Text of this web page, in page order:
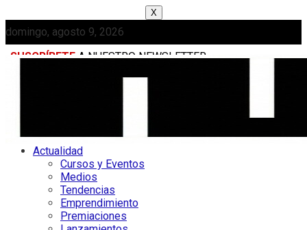
X
domingo, agosto 9, 2026
SUSCRÍBETE A NUESTRO NEWSLETTER
Actualidad
Cursos y Eventos
Medios
Tendencias
Emprendimiento
Premiaciones